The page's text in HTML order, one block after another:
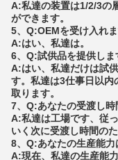
A:私達の装置は1/2/3の
ができます。
5、Q:OEMを受け入れま
A:はい、私達は。
6、Q:試供品を提供しま
A:はい、私達だけは試
す。私達は3仕事日以
取ります。
7、Q:あなたの受渡し時
A:私達は工場です、従
いく次に受渡し時間の
8、Q:あなたの生産能力
A:現在、私達の生産能